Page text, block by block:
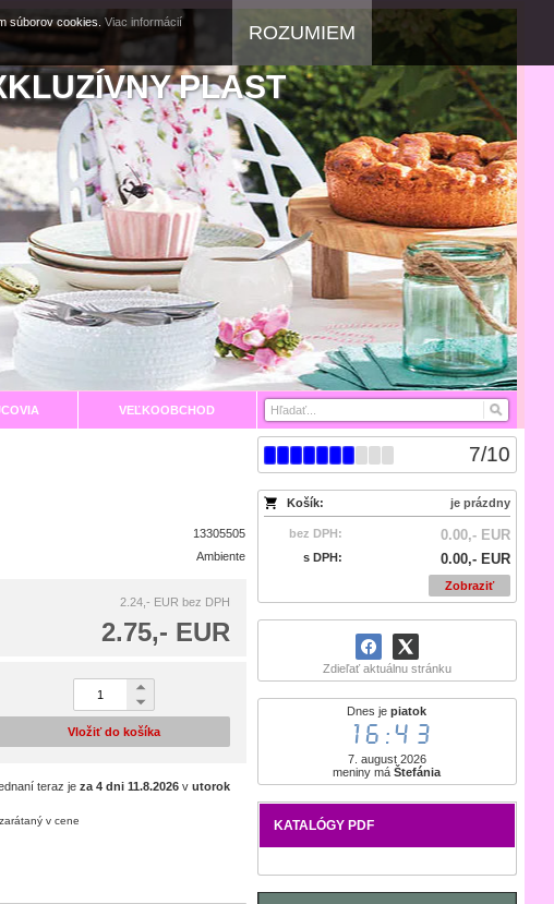
PLAST
VEĽKOOBCHOD
7/10
Košík: je prázdny
bez DPH: 0.00,- EUR
s DPH: 0.00,- EUR
Zobraziť
Zdieľať aktuálnu stránku
Dnes jepiatok
16:43
7. august 2026
meniny máŠtefánia
KATALÓGY PDF
13305505
Ambiente
2.24,- EUR bez DPH
2.75,- EUR
Vložiť do košíka
teraz je za 4 dni 11.8.2026v utorok
v cene
súborov cookies. Viac informácií
ROZUMIEM